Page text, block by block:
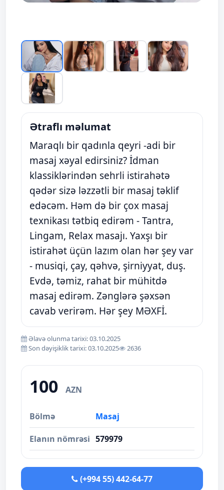
Ətraflı məlumat
Maraqlı bir qadınla qeyri -adi bir
masaj xəyal edirsiniz? İdman
klassiklərindən sehrli istirahətə
qədər sizə ləzzətli bir masaj təklif
edəcəm. Həm də bir çox masaj
texnikası tətbiq edirəm - Tantra,
Lingam, Relax masajı. Yaxşı bir
istirahət üçün lazım olan hər şey var
- musiqi, çay, qəhvə, şirniyyat, duş.
Evdə, təmiz, rahat bir mühitdə
masaj edirəm. Zənglərə şəxsən
cavab verirəm. Hər şey MƏXFİ.
Əlavə olunma tarixi: 03.10.2025
Son dəyişiklik tarixi: 03.10.2025
2636
100 AZN
Bölmə Masaj
Elanın nömrəsi 579979
(+994 55) 442-64-77